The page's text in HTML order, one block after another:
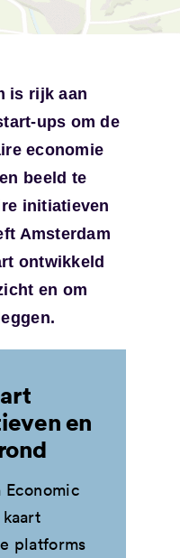
is rijk aan
ups om de
economie
beeld te
initiatieven
Amsterdam
ontwikkeld
en om
en
platforms